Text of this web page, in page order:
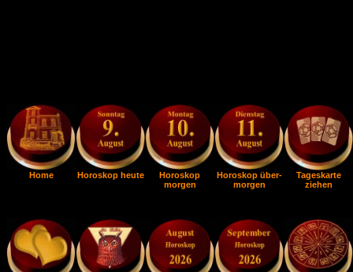
Home Horoskop heute
Horoskop
morgen
Horoskop über-
morgen
Tageskarte
ziehen